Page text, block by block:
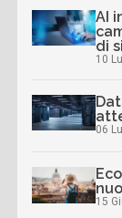
AI
di
10
06
15